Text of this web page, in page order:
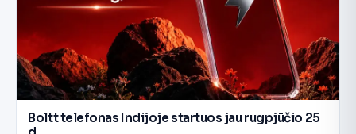
Boltt telefonas Indijoje startuos jau rugpjūčio 25